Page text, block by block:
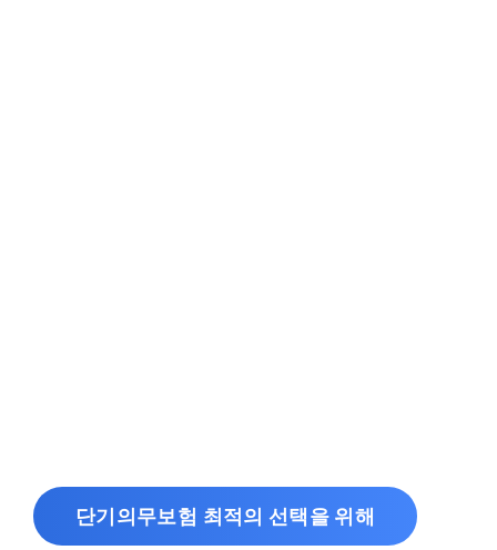
단기의무보험 최적의 선택을 위해